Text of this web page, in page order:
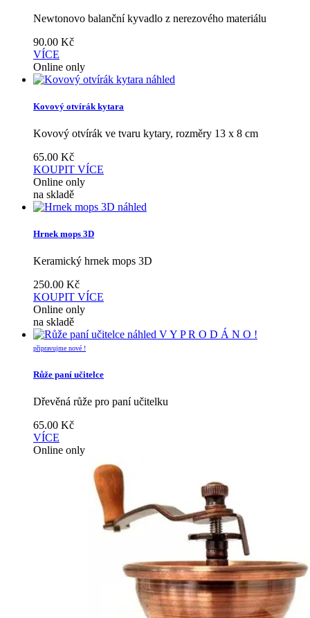
Newtonovo balanční kyvadlo z nerezového materiálu
90.00 Kč
VÍCE
Online only
náhled
Kovový otvírák kytara
Kovový otvírák ve tvaru kytary, rozměry 13 x 8 cm
65.00 Kč
KOUPIT VÍCE
Online only
na skladě
náhled
Hrnek mops 3D
Keramický hrnek mops 3D
250.00 Kč
KOUPIT VÍCE
Online only
na skladě
náhled V Y P R O D Á N O !
připravujme nové !
Růže paní učitelce
Dřevěná růže pro paní učitelku
65.00 Kč
VÍCE
Online only